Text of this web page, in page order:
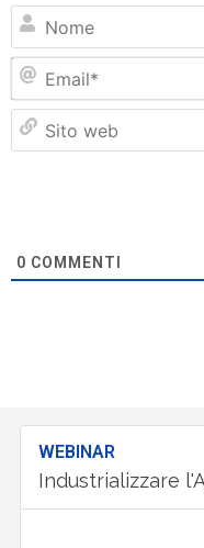
0 COMMENTI
WEBINAR
Industrializzare